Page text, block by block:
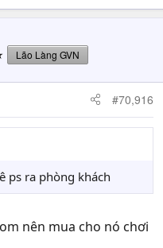
Lão Làng GVN
#70,916
ps ra phòng khách
nên mua cho nó chơi